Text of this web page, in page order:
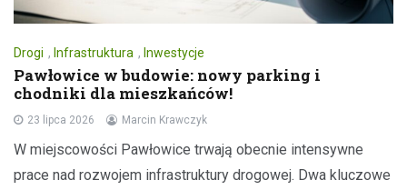
Drogi , Infrastruktura , Inwestycje
Pawłowice w budowie: nowy parking i
chodniki dla mieszkańców!
23 lipca 2026 Marcin Krawczyk
W miejscowości Pawłowice trwają obecnie intensywne
prace nad rozwojem infrastruktury drogowej. Dwa kluczowe